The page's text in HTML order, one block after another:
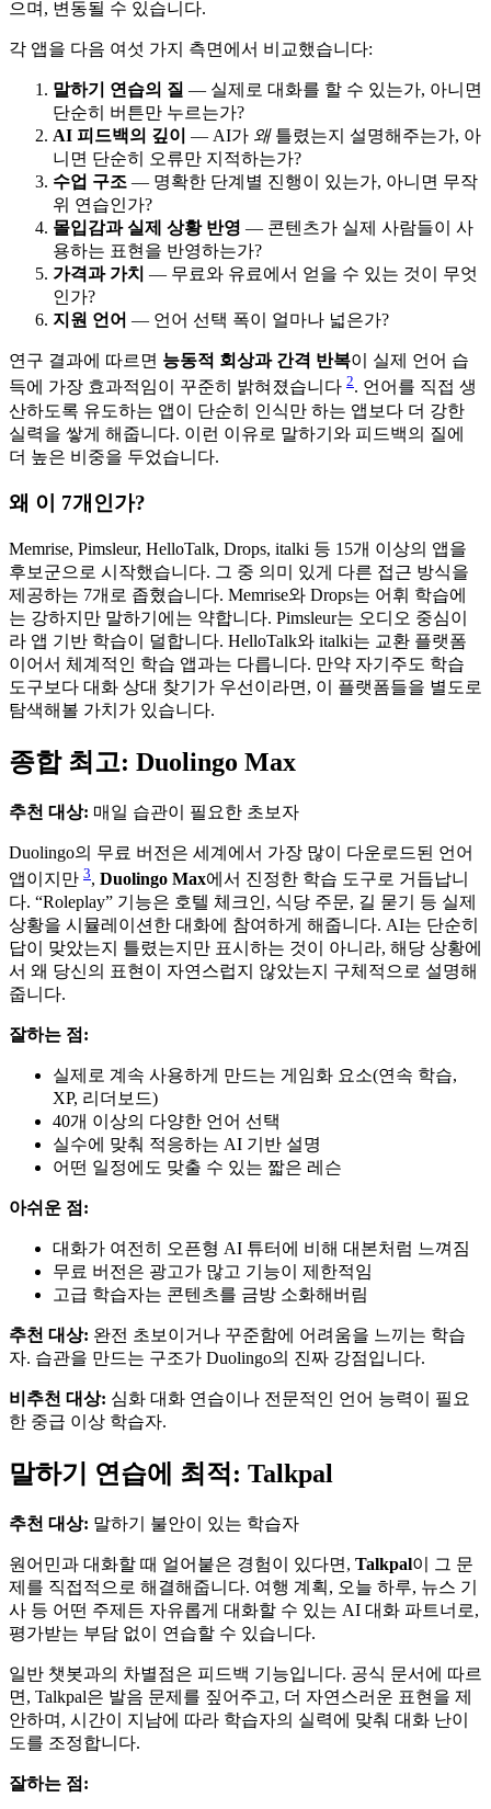
으며, 변동될 수 있습니다.
각 앱을 다음 여섯 가지 측면에서 비교했습니다:
말하기 연습의 질 — 실제로 대화를 할 수 있는가, 아니면
단순히 버튼만 누르는가?
AI 피드백의 깊이 — AI가 왜틀렸는지 설명해주는가, 아
니면 단순히 오류만 지적하는가?
수업 구조 — 명확한 단계별 진행이 있는가, 아니면 무작
위 연습인가?
몰입감과 실제 상황 반영 — 콘텐츠가 실제 사람들이 사
용하는 표현을 반영하는가?
가격과 가치 — 무료와 유료에서 얻을 수 있는 것이 무엇
인가?
지원 언어 — 언어 선택 폭이 얼마나 넓은가?
연구 결과에 따르면 능동적 회상과 간격 반복이 실제 언어 습
득에 가장 효과적임이 꾸준히 밝혀졌습니다 2. 언어를 직접 생
산하도록 유도하는 앱이 단순히 인식만 하는 앱보다 더 강한
실력을 쌓게 해줍니다. 이런 이유로 말하기와 피드백의 질에
더 높은 비중을 두었습니다.
왜 이 7개인가?
Memrise, Pimsleur, HelloTalk, Drops, italki 등 15개 이상의 앱을
후보군으로 시작했습니다. 그 중 의미 있게 다른 접근 방식을
제공하는 7개로 좁혔습니다. Memrise와 Drops는 어휘 학습에
는 강하지만 말하기에는 약합니다. Pimsleur는 오디오 중심이
라 앱 기반 학습이 덜합니다. HelloTalk와 italki는 교환 플랫폼
이어서 체계적인 학습 앱과는 다릅니다. 만약 자기주도 학습
도구보다 대화 상대 찾기가 우선이라면, 이 플랫폼들을 별도로
탐색해볼 가치가 있습니다.
종합 최고: Duolingo Max
추천 대상: 매일 습관이 필요한 초보자
Duolingo의 무료 버전은 세계에서 가장 많이 다운로드된 언어
앱이지만 3, Duolingo Max에서 진정한 학습 도구로 거듭납니
다. “Roleplay” 기능은 호텔 체크인, 식당 주문, 길 묻기 등 실제
상황을 시뮬레이션한 대화에 참여하게 해줍니다. AI는 단순히
답이 맞았는지 틀렸는지만 표시하는 것이 아니라, 해당 상황에
서 왜 당신의 표현이 자연스럽지 않았는지 구체적으로 설명해
줍니다.
잘하는 점:
실제로 계속 사용하게 만드는 게임화 요소(연속 학습,
XP, 리더보드)
40개 이상의 다양한 언어 선택
실수에 맞춰 적응하는 AI 기반 설명
어떤 일정에도 맞출 수 있는 짧은 레슨
아쉬운 점:
대화가 여전히 오픈형 AI 튜터에 비해 대본처럼 느껴짐
무료 버전은 광고가 많고 기능이 제한적임
고급 학습자는 콘텐츠를 금방 소화해버림
추천 대상: 완전 초보이거나 꾸준함에 어려움을 느끼는 학습
자. 습관을 만드는 구조가 Duolingo의 진짜 강점입니다.
비추천 대상: 심화 대화 연습이나 전문적인 언어 능력이 필요
한 중급 이상 학습자.
말하기 연습에 최적: Talkpal
추천 대상: 말하기 불안이 있는 학습자
원어민과 대화할 때 얼어붙은 경험이 있다면, Talkpal이 그 문
제를 직접적으로 해결해줍니다. 여행 계획, 오늘 하루, 뉴스 기
사 등 어떤 주제든 자유롭게 대화할 수 있는 AI 대화 파트너로,
평가받는 부담 없이 연습할 수 있습니다.
일반 챗봇과의 차별점은 피드백 기능입니다. 공식 문서에 따르
면, Talkpal은 발음 문제를 짚어주고, 더 자연스러운 표현을 제
안하며, 시간이 지남에 따라 학습자의 실력에 맞춰 대화 난이
도를 조정합니다.
잘하는 점: